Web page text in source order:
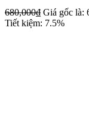
680,000₫ Giá gốc là:
Tiết kiệm: 7.5%